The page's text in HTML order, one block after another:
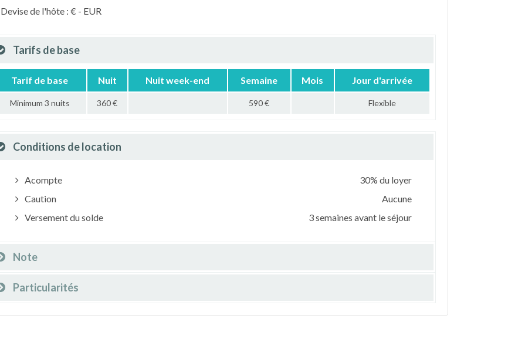
Devise de l'hôte : € - EUR
Tarifs de base
Tarif de base Nuit Nuit week-end Semaine Mois Jour d'arrivée
Minimum 3 nuits 360 € 590 € Flexible
Conditions de location
Acompte
30% du loyer
Caution
Aucune
Versement du solde
3 semaines avant le séjour
Note
Particularités